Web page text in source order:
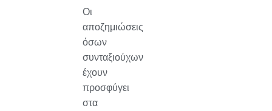
Οι
αποζημιώσεις
όσων
συνταξιούχων
έχουν
προσφύγει
στα